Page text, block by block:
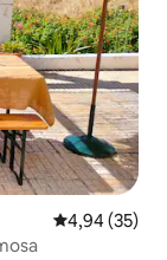
Évaluation
4,94 (35)